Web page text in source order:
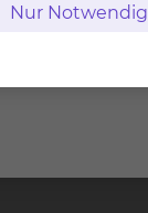
Nur